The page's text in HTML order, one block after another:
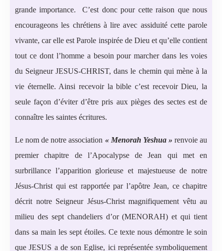
grande importance. C’est donc pour cette raison que nous
encourageons les chrétiens à lire avec assiduité cette parole
vivante, car elle est Parole inspirée de Dieu et qu’elle contient
tout ce dont l’homme a besoin pour marcher dans les voies
du Seigneur JESUS-CHRIST, dans le chemin qui mène à la
vie éternelle. Ainsi recevoir la bible c’est recevoir Dieu, la
seule façon d’éviter d’être pris aux pièges des sectes est de
connaître les saintes écritures.
Le nom de notre association « Menorah Yeshua » renvoie au
premier chapitre de l’Apocalypse de Jean qui met en
surbrillance l’apparition glorieuse et majestueuse de notre
Jésus-Christ qui est rapportée par l’apôtre Jean, ce chapitre
décrit notre Seigneur Jésus-Christ magnifiquement vêtu au
milieu des sept chandeliers d’or (MENORAH) et qui tient
dans sa main les sept étoiles. Ce texte nous démontre le soin
que JESUS a de son Eglise, ici représentée symboliquement